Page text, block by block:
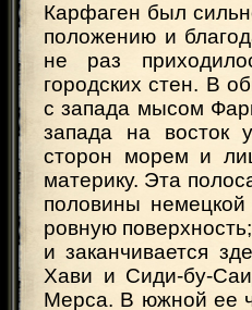
Карфаген был
положению и
не раз
городских стен. В
с запада мысом
запада на восток
сторон морем и
материку. Эта
половины
ровную
и заканчивается
Хави и Сиди-бу-
Мерса. В южной ее